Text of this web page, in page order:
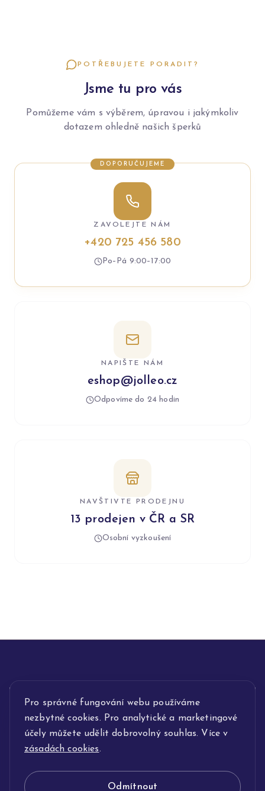
Pro správné fungování webu používáme
nezbytné cookies. Pro analytické a marketingové
účely můžete udělit dobrovolný souhlas. Více v
zásadách cookies.
Odmítnout
POTŘEBUJETE PORADIT?
Jsme tu pro vás
Pomůžeme vám s výběrem, úpravou i jakýmkoliv
dotazem ohledně našich šperků
DOPORUČUJEME
ZAVOLEJTE NÁM
+420 725 456 580
Po–Pá 9:00–17:00
NAPIŠTE NÁM
eshop@jolleo.cz
Odpovíme do 24 hodin
NAVŠTIVTE PRODEJNU
13 prodejen v ČR a SR
Osobní vyzkoušení
INFORMACE
POPIS SLUŽEB